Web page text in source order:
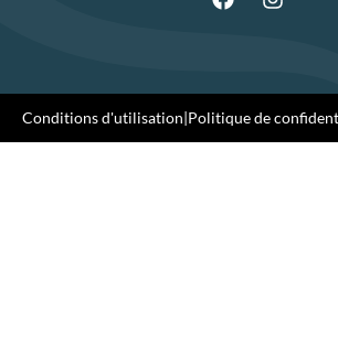
Conditions d'utilisation|Politique de